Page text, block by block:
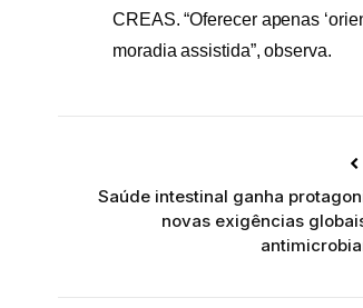
CREAS. “Oferecer apenas
moradia assistida”, observa.
Saúde intestinal ganha
novas exigências